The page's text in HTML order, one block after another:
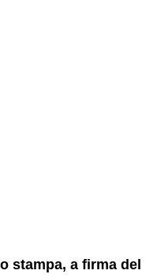
stampa, a firma del